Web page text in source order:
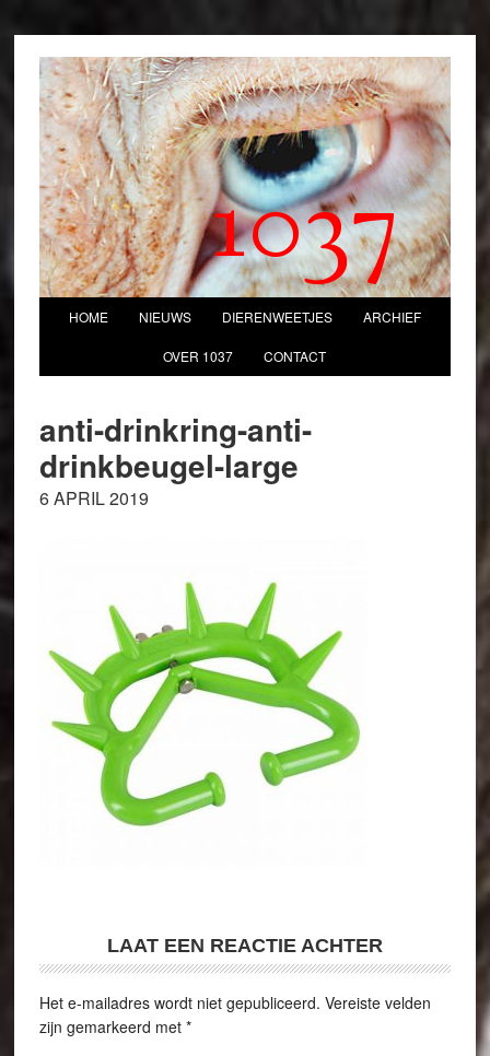
1037
HOME NIEUWS DIERENWEETJES ARCHIEF
OVER 1037 CONTACT
anti-drinkring-anti-
drinkbeugel-large
6 APRIL 2019
LAAT EEN REACTIE ACHTER
Het e-mailadres wordt niet gepubliceerd. Vereiste velden
zijn gemarkeerd met *